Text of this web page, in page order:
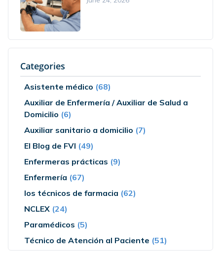
Categories
Asistente médico (68)
Auxiliar de Enfermería / Auxiliar de Salud a
Domicilio (6)
Auxiliar sanitario a domicilio (7)
El Blog de FVI (49)
Enfermeras prácticas (9)
Enfermería (67)
los técnicos de farmacia (62)
NCLEX (24)
Paramédicos (5)
Técnico de Atención al Paciente (51)